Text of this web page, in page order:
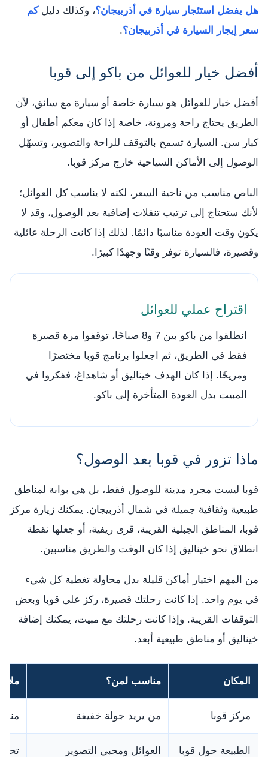
هل يفضل استئجار سيارة في أذربيجان؟، وكذلك دليلكم
سعر إيجار السيارة في أذربيجان؟.
أفضل خيار للعوائل من باكو إلى قوبا
أفضل خيار للعوائل هو سيارة خاصة أو سيارة مع سائق، لأن
الطريق يحتاج راحة ومرونة، خاصة إذا كان معكم أطفال أو
كبار سن. السيارة تسمح بالتوقف للراحة والتصوير، وتسهّل
الوصول إلى الأماكن السياحية خارج مركز قوبا.
الباص مناسب من ناحية السعر، لكنه لا يناسب كل العوائل؛
لأنك ستحتاج إلى ترتيب تنقلات إضافية بعد الوصول، وقد لا
يكون وقت العودة مناسبًا دائمًا. لذلك إذا كانت الرحلة عائلية
وقصيرة، فالسيارة توفر وقتًا وجهدًا كبيرًا.
اقتراح عملي للعوائل
انطلقوا من باكو بين 7 و8 صباحًا، توقفوا مرة قصيرة
فقط في الطريق، ثم اجعلوا برنامج قوبا مختصرًا
ومريحًا. إذا كان الهدف خيناليق أو شاهداغ، ففكروا في
المبيت بدل العودة المتأخرة إلى باكو.
ماذا تزور في قوبا بعد الوصول؟
قوبا ليست مجرد مدينة للوصول فقط، بل هي بوابة لمناطق
طبيعية وثقافية جميلة في شمال أذربيجان. يمكنك زيارة مركز
قوبا، المناطق الجبلية القريبة، قرى ريفية، أو جعلها نقطة
انطلاق نحو خيناليق إذا كان الوقت والطريق مناسبين.
من المهم اختيار أماكن قليلة بدل محاولة تغطية كل شيء
في يوم واحد. إذا كانت رحلتك قصيرة، ركز على قوبا وبعض
التوقفات القريبة. وإذا كانت رحلتك مع مبيت، يمكنك إضافة
خيناليق أو مناطق طبيعية أبعد.
المكان مناسب لمن؟
مركز قوبا من يريد جولة خفيفة
الطبيعة حول قوبا العوائل ومحبي التصوير